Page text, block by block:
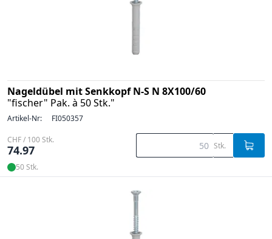
Nageldübel mit Senkkopf N-S N 8X100/60
"fischer" Pak. à 50 Stk."
Artikel-Nr: FI050357
CHF / 100 Stk.
74.97 Stk.
50 Stk.